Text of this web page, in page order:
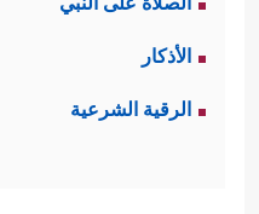
الأذكار
الرقية الشرعية